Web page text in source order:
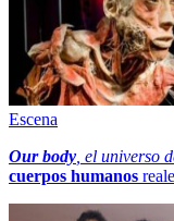
Escena
Our body , el universo
cuerpos humanos